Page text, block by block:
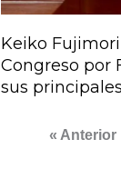
Keiko
Congreso por
sus
« Anterior